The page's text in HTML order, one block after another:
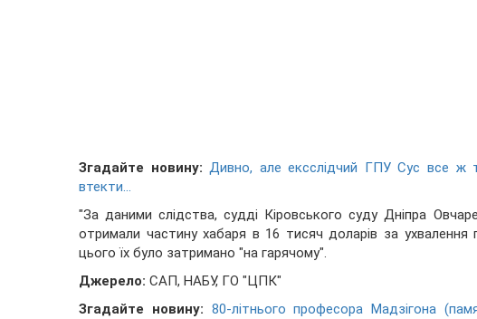
Згадайте новину: Дивно, але ексслідчий ГПУ Сус все ж
втекти...
"За даними слідства, судді Кіровського суду Дніпра
отримали частину хабаря в 16 тисяч доларів за ухвалення
цього їх було затримано "на гарячому".
Джерело: САП, НАБУ, ГО "ЦПК"
Згадайте новину: 80-літнього професора Мадзігона